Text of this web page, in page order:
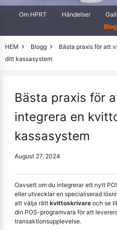
Om HPRT Händelser
HEM Blogg
Bästa praxis för att
ditt kassasystem
Bästa praxis för
integrera en
kassasystem
August 27, 2024
Oavsett om du integrerar ett nytt
eller utvecklar en specialiserad
att välja rätt kvittoskrivare och se
din POS-programvara för att
transaktionsupplevelse.